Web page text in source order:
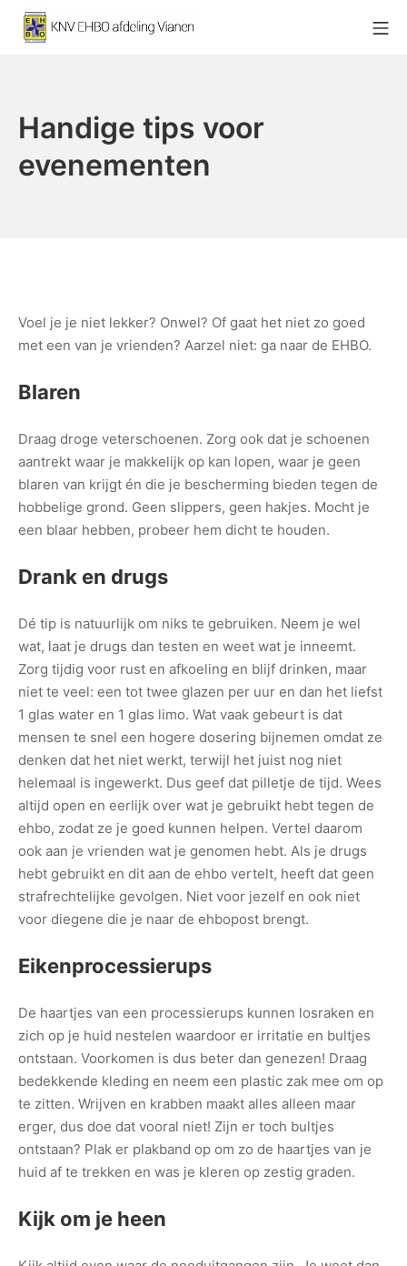
naar
Handige tips voor
evenementen
Voel je je niet lekker? Onwel? Of gaat het niet zo goed
met een van je vrienden? Aarzel niet: ga naar de EHBO.
Blaren
Draag droge veterschoenen. Zorg ook dat je schoenen
aantrekt waar je makkelijk op kan lopen, waar je geen
blaren van krijgt én die je bescherming bieden tegen de
hobbelige grond. Geen slippers, geen hakjes. Mocht je
een blaar hebben, probeer hem dicht te houden.
Drank en drugs
Dé tip is natuurlijk om niks te gebruiken. Neem je wel
wat, laat je drugs dan testen en weet wat je inneemt.
Zorg tijdig voor rust en afkoeling en blijf drinken, maar
niet te veel: een tot twee glazen per uur en dan het liefst
1 glas water en 1 glas limo. Wat vaak gebeurt is dat
mensen te snel een hogere dosering bijnemen omdat ze
denken dat het niet werkt, terwijl het juist nog niet
helemaal is ingewerkt. Dus geef dat pilletje de tijd. Wees
altijd open en eerlijk over wat je gebruikt hebt tegen de
ehbo, zodat ze je goed kunnen helpen. Vertel daarom
ook aan je vrienden wat je genomen hebt. Als je drugs
hebt gebruikt en dit aan de ehbo vertelt, heeft dat geen
strafrechtelijke gevolgen. Niet voor jezelf en ook niet
voor diegene die je naar de ehbopost brengt.
Eikenprocessierups
De haartjes van een processierups kunnen losraken en
zich op je huid nestelen waardoor er irritatie en bultjes
ontstaan. Voorkomen is dus beter dan genezen! Draag
bedekkende kleding en neem een plastic zak mee om op
te zitten. Wrijven en krabben maakt alles alleen maar
erger, dus doe dat vooral niet! Zijn er toch bultjes
ontstaan? Plak er plakband op om zo de haartjes van je
huid af te trekken en was je kleren op zestig graden.
Kijk om je heen